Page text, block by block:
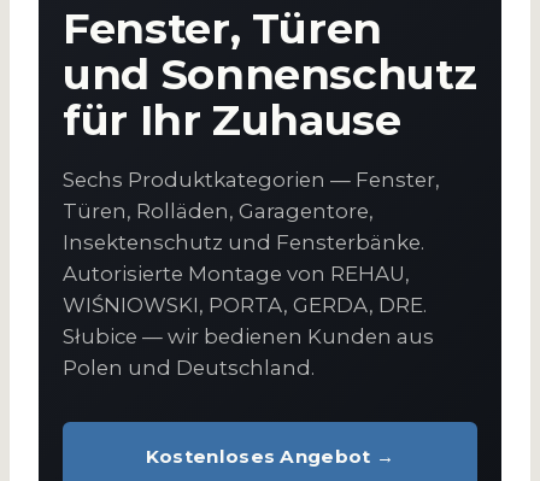
Fenster, Türen
und Sonnenschutz
für Ihr Zuhause
Sechs Produktkategorien — Fenster,
Türen, Rolläden, Garagentore,
Insektenschutz und Fensterbänke.
Autorisierte Montage von REHAU,
WIŚNIOWSKI, PORTA, GERDA, DRE.
Słubice — wir bedienen Kunden aus
Polen und Deutschland.
Kostenloses Angebot →